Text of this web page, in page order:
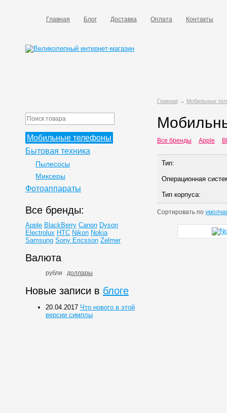
Главная Блог Доставка Оплата Контакты
Главная → Мобильные
Все бренды Apple
Тип:
Операционная
Тип корпуса:
Сортировать по
Мобильные телефоны
Бытовая техника
Пылесосы
Миксеры
Фотоаппараты
Все бренды:
Apple BlackBerry Canon Dyson
Electrolux HTC Nikon Nokia
Samsung Sony Ericsson Zelmer
Валюта
рубли доллары
Новые записи в блоге
20.04.2017 Что нового в этой
версии симплы